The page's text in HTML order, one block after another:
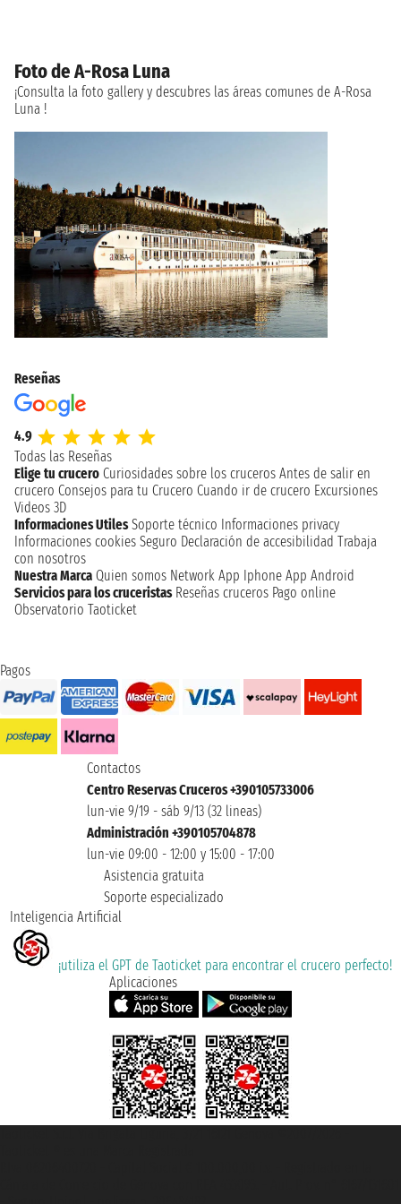
Foto de A-Rosa Luna
¡Consulta la foto gallery y descubres las áreas comunes de A-Rosa
Luna !
Reseñas
4.9
Todas las Reseñas
Elige tu crucero Curiosidades sobre los cruceros Antes de salir en
crucero Consejos para tu Crucero Cuando ir de crucero Excursiones
Videos 3D
Informaciones Utiles Soporte técnico Informaciones privacy
Informaciones cookies Seguro Declaración de accesibilidad Trabaja
con nosotros
Nuestra Marca Quien somos Network App Iphone App Android
Servicios para los cruceristas Reseñas cruceros Pago online
Observatorio Taoticket
Pagos
Contactos
Centro Reservas Cruceros +390105733006
lun-vie 9/19 - sáb 9/13 (32 lineas)
Administración +390105704878
lun-vie 09:00 - 12:00 y 15:00 - 17:00
Asistencia gratuita
Soporte especializado
Inteligencia Artificial
¡utiliza el GPT de Taoticket para encontrar el crucero perfecto!
Aplicaciones